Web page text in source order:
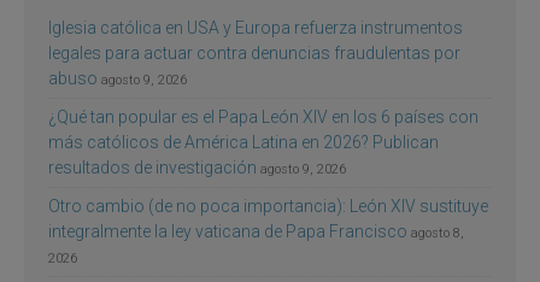
Iglesia católica en USA y Europa refuerza instrumentos
legales para actuar contra denuncias fraudulentas por
abuso agosto 9, 2026
¿Qué tan popular es el Papa León XIV en los 6 países con
más católicos de América Latina en 2026? Publican
resultados de investigación agosto 9, 2026
Otro cambio (de no poca importancia): León XIV sustituye
integralmente la ley vaticana de Papa Francisco agosto 8,
2026